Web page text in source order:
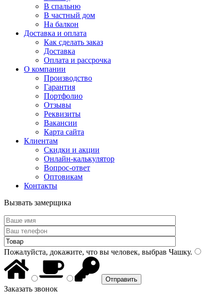
В спальню
В частный дом
На балкон
Доставка и оплата
Как сделать заказ
Доставка
Оплата и рассрочка
О компании
Производство
Гарантия
Портфолио
Отзывы
Реквизиты
Вакансии
Карта сайта
Клиентам
Скидки и акции
Онлайн-калькулятор
Вопрос-ответ
Оптовикам
Контакты
Вызвать замерщика
Пожалуйста, докажите, что вы человек, выбрав Чашку.
Заказать звонок